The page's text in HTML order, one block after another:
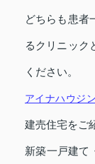
どちらも患者
るクリニック
ください。
アイナハウジ
建売住宅をご
新築一戸建て